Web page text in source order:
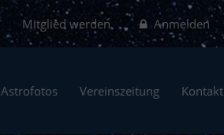
Anmelden
Mitglied werden
Astrofotos Vereinszeitung Kontakt